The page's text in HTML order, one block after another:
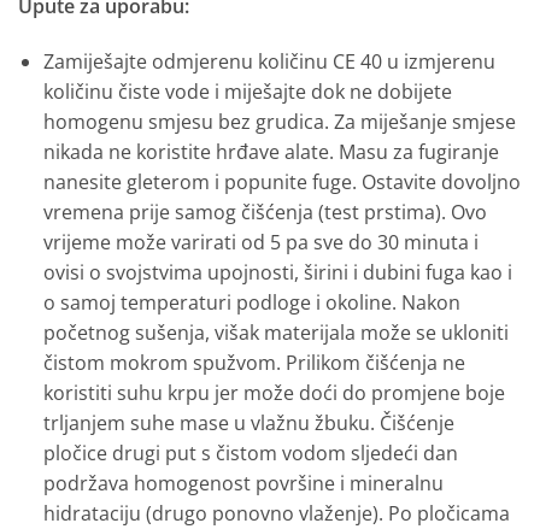
Upute za uporabu:
Zamiješajte odmjerenu količinu CE 40 u izmjerenu
količinu čiste vode i miješajte dok ne dobijete
homogenu smjesu bez grudica. Za miješanje smjese
nikada ne koristite hrđave alate. Masu za fugiranje
nanesite gleterom i popunite fuge. Ostavite dovoljno
vremena prije samog čišćenja (test prstima). Ovo
vrijeme može varirati od 5 pa sve do 30 minuta i
ovisi o svojstvima upojnosti, širini i dubini fuga kao i
o samoj temperaturi podloge i okoline. Nakon
početnog sušenja, višak materijala može se ukloniti
čistom mokrom spužvom. Prilikom čišćenja ne
koristiti suhu krpu jer može doći do promjene boje
trljanjem suhe mase u vlažnu žbuku. Čišćenje
pločice drugi put s čistom vodom sljedeći dan
podržava homogenost površine i mineralnu
hidrataciju (drugo ponovno vlaženje). Po pločicama